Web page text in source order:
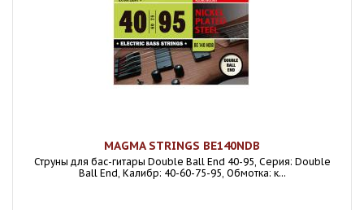
MAGMA STRINGS BE140NDB
Струны для бас-гитары Double Ball End 40-95, Серия: Double
Ball End, Калибр: 40-60-75-95, Обмотка: к...